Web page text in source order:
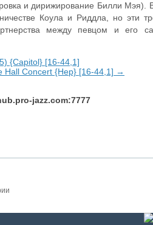
и дирижирование Билли Мэя).
Коула и Риддла, но эти
между певцом и его
{Capitol} [16-44,1]
Hall Concert {Hep} [16-44,1] →
jazz.com:7777